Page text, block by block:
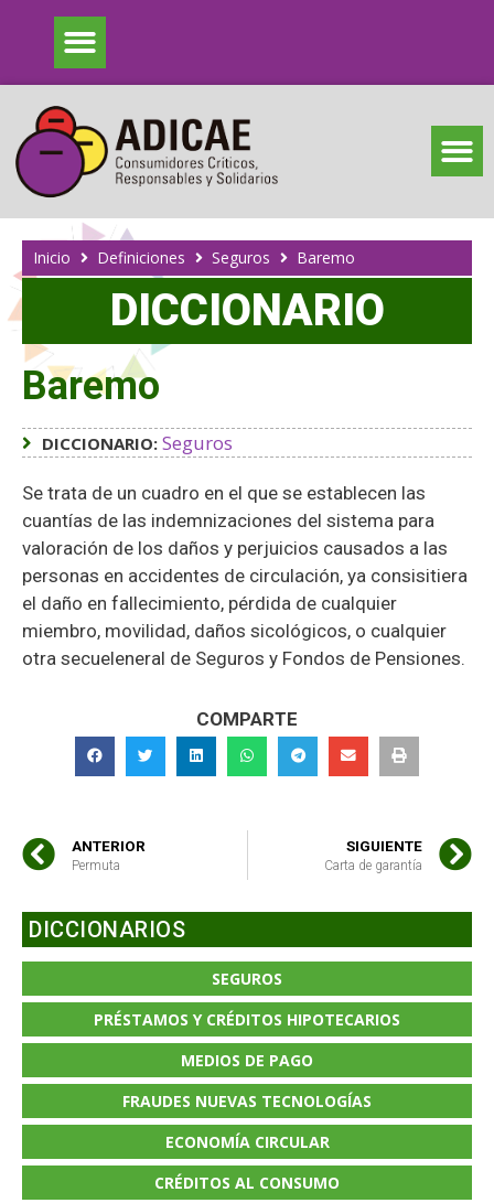
Inicio Definiciones Seguros Baremo
DICCIONARIO
Baremo
DICCIONARIO: Seguros
Se trata de un cuadro en el que se establecen las
cuantías de las indemnizaciones del sistema para
valoración de los daños y perjuicios causados a las
personas en accidentes de circulación, ya consisitiera
el daño en fallecimiento, pérdida de cualquier
miembro, movilidad, daños sicológicos, o cualquier
otra secueleneral de Seguros y Fondos de Pensiones.
COMPARTE
ANTERIOR
Permuta
SIGUIENTE
Carta de garantía
DICCIONARIOS
SEGUROS
PRÉSTAMOS Y CRÉDITOS HIPOTECARIOS
MEDIOS DE PAGO
FRAUDES NUEVAS TECNOLOGÍAS
ECONOMÍA CIRCULAR
CRÉDITOS AL CONSUMO